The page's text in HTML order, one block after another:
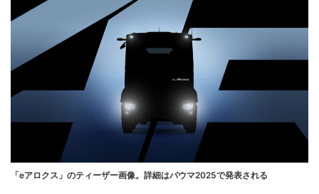
「eアロクス」のティーザー画像。詳細はバウマ2025で発表される